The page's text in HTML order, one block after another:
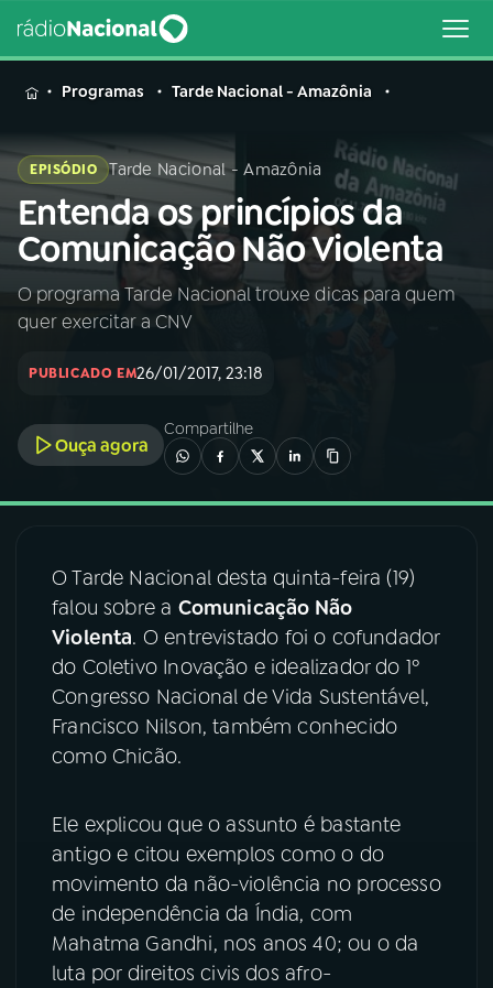
MENU
Buscar
na
Rádio
Nacional
Buscar
04PROGRAMAS
05PODCASTS
06 VIDEOCASTS
07 ÚLTIMAS
08FESTIVAL DE MÚSICA
ACOMPANHE A RÁDIO NACIONAL
Programas Tarde Nacional - Amazônia
EPISÓDIO Tarde Nacional - Amazônia
Entenda os princípios da
Comunicação Não Violenta
O programa Tarde Nacional trouxe dicas para quem
quer exercitar a CNV
PUBLICADO EM26/01/2017, 23:18
Ouça agora
Compartilhe
O Tarde Nacional desta quinta-feira (19)
falou sobre a Comunicação Não
Violenta. O entrevistado foi o cofundador
do Coletivo Inovação e idealizador do 1º
Congresso Nacional de Vida Sustentável,
Francisco Nilson, também conhecido
como Chicão.
Ele explicou que o assunto é bastante
antigo e citou exemplos como o do
movimento da não-violência no processo
de independência da Índia, com
Mahatma Gandhi, nos anos 40; ou o da
luta por direitos civis dos afro-